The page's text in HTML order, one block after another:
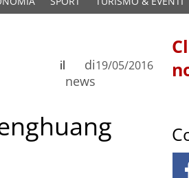
di
news
il 19/05/2016